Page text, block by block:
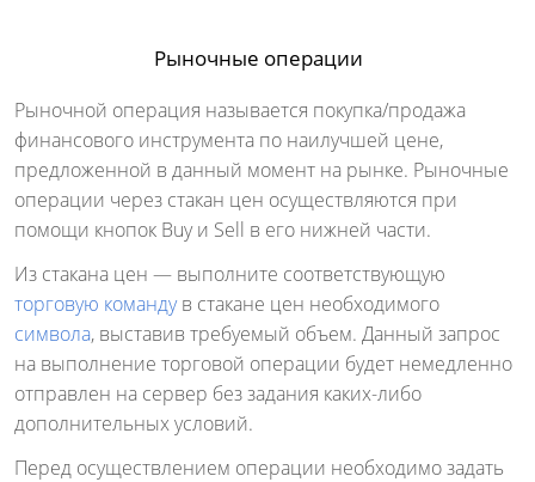
Рыночные операции
Рыночной операция называется покупка/продажа
финансового инструмента по наилучшей цене,
предложенной в данный момент на рынке. Рыночные
операции через стакан цен осуществляются при
помощи кнопок Buy и Sell в его нижней части.
Из стакана цен — выполните соответствующую
торговую командув стакане цен необходимого
символа, выставив требуемый объем. Данный запрос
на выполнение торговой операции будет немедленно
отправлен на сервер без задания каких-либо
дополнительных условий.
Перед осуществлением операции необходимо задать